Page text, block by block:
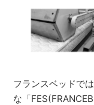
フランスベッドで
な「